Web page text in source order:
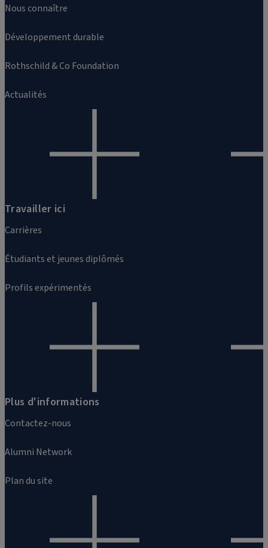
Nous connaître
Développement durable
Rothschild & Co Foundation
Actualités
Travailler ici
Carrières
Étudiants et jeunes diplômés
Profils expérimentés
Plus d'informations
Contactez-nous
Alumni Network
Plan du site